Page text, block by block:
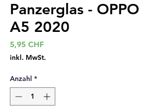
Panzerglas - OPPO
A5 2020
5,95 CHFPreis
inkl. MwSt.
Anzahl *